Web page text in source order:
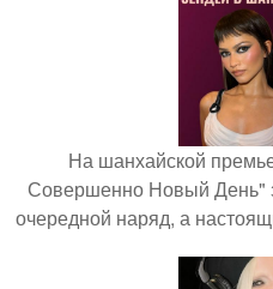
На шанхайской
Совершенно Новый День"
очередной наряд, а